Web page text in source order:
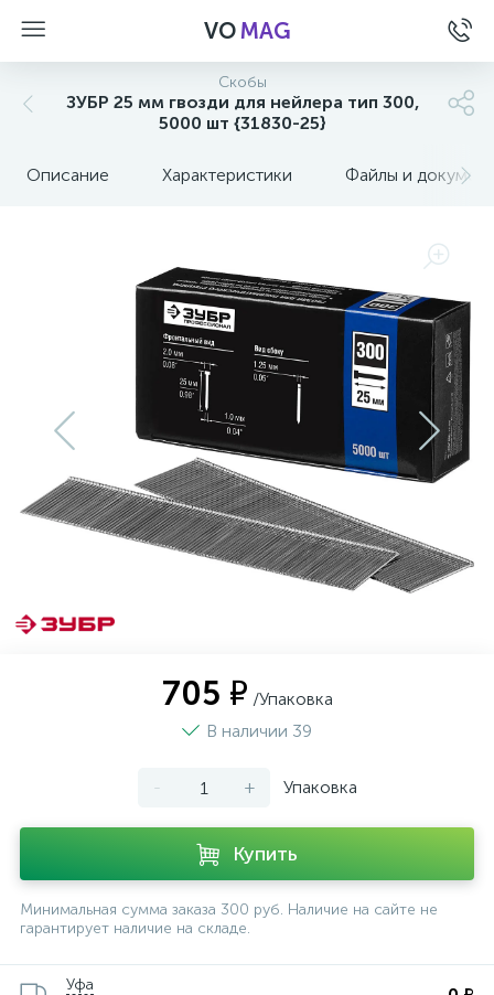
VOMAG
Скобы
ЗУБР 25 мм гвозди для нейлера тип 300,
5000 шт {31830-25}
Описание Характеристики Файлы и
705 ₽ /Упаковка
В наличии 39
- + Упаковка
Купить
Минимальная сумма заказа 300 руб. Наличие на сайте не
гарантирует наличие на складе.
Уфа